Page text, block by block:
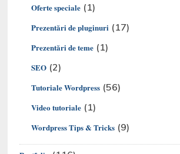
Oferte speciale (1)
Prezentări de pluginuri (17)
Prezentări de teme (1)
SEO (2)
Tutoriale Wordpress (56)
Video tutoriale (1)
Wordpress Tips & Tricks (9)